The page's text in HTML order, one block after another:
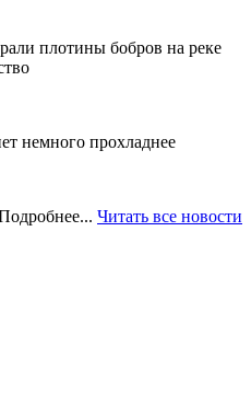
плотины бобров на реке
немного прохладнее
Читать все новости